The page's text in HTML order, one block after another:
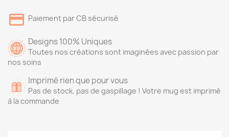
Paiement par CB sécurisé
Designs 100% Uniques
Toutes nos créations sont imaginées avec passion par
nos soins
Imprimé rien que pour vous
Pas de stock, pas de gaspillage ! Votre mug est imprimé
à la commande